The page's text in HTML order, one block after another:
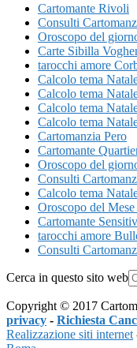
Cartomante Rivoli
Consulti
Oroscopo del
Carte Sibilla
tarocchi amore
Calcolo tema
Calcolo tema
Calcolo tema
Calcolo tema
Cartomanzia Pero
Cartomante
Oroscopo del
Consulti
Calcolo tema
Oroscopo del Mese
Cartomante
tarocchi amore
Consulti
Cerca in questo sito web
Copyright © 2017
privacy - Richiesta
Realizzazione siti internet